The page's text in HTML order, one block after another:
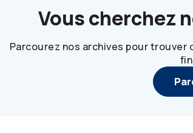
Vous cherchez
Parcourez nos archives pour